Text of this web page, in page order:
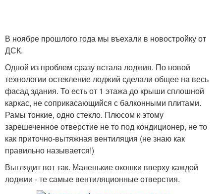
В ноябре прошлого года мы въехали в новостройку от
ДСК.
Одной из проблем сразу встала лоджия. По новой
технологии остекление лоджий сделали общее на весь
фасад здания. То есть от 1 этажа до крыши сплошной
каркас, не соприкасающийся с балконными плитами.
Рамы тонкие, одно стекло. Плюсом к этому
зарешеченное отверстие не то под кондиционер, не то
как приточно-вытяжная вентиляция (не знаю как
правильно называется!)
Выглядит вот так. Маленькие окошки вверху каждой
лоджии - те самые вентиляционные отверстия.